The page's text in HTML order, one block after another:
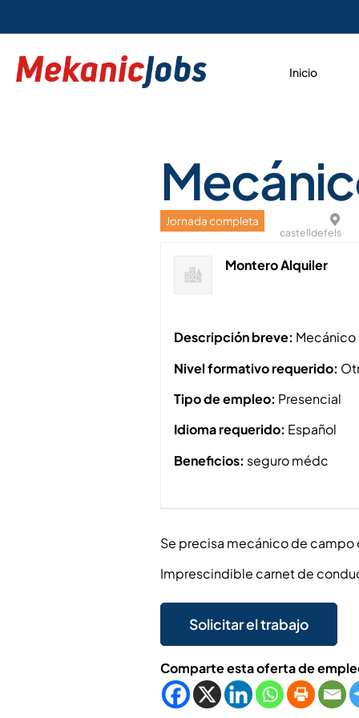
Inicio
Jornada completa
castelldefels
Montero Alquiler
Descripción breve:
Nivel formativo requerido:
Tipo de empleo: Presencial
Idioma requerido: Español
Beneficios: seguro médc
Se precisa mecánico de
Imprescindible carnet de
Comparte esta oferta de